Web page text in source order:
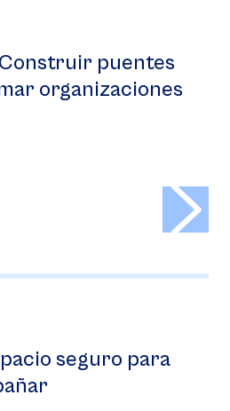
puentes
organizaciones
seguro para